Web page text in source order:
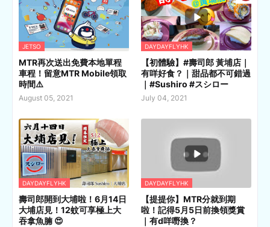
JETSO
MTR再次送出免費本地單程
車程！留意MTR Mobile領取
時間⚠️
August 05, 2021
DAYDAYFLYHK
【初體驗】#壽司郎 黃埔店｜
有咩好食？｜甜品都不可錯過
｜#Sushiro #スシロー
July 04, 2021
DAYDAYFLYHK
壽司郎開到大埔啦！6月14日
大埔店見！12蚊可享極上大
吞拿魚腩 😍
DAYDAYFLYHK
【提提你】MTR分就到期
啦！記得5月5日前換領獎賞
｜有d咩嘢換？